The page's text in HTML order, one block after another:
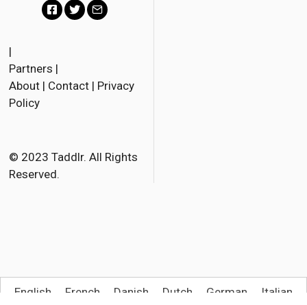
c
e
o
k
t
r
i
|
Partners |
About | Contact | Privacy
Policy
© 2023 Taddlr. All Rights
Reserved.
English French Danish Dutch German
Italian